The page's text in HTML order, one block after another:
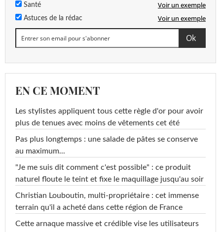
Santé Voir un exemple
Astuces de la rédac Voir un exemple
EN CE MOMENT
Les stylistes appliquent tous cette règle d'or pour avoir
plus de tenues avec moins de vêtements cet été
Pas plus longtemps : une salade de pâtes se conserve
au maximum...
"Je me suis dit comment c'est possible" : ce produit
naturel floute le teint et fixe le maquillage jusqu'au soir
Christian Louboutin, multi-propriétaire : cet immense
terrain qu'il a acheté dans cette région de France
Cette arnaque massive et crédible vise les utilisateurs